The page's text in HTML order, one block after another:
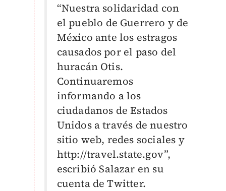
“Nuestra solidaridad con
el pueblo de Guerrero y de
México ante los estragos
causados por el paso del
huracán Otis.
Continuaremos
informando a los
ciudadanos de Estados
Unidos a través de nuestro
sitio web, redes sociales y
http://travel.state.gov”,
escribió Salazar en su
cuenta de Twitter.